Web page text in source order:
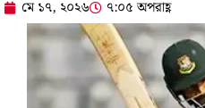
মে ১৭, ২০২৬ ৭:০৫ অপরাহ্ণ